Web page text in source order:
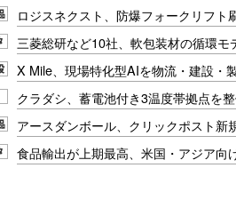
ロジスネクスト、防爆フォークリフト
三菱総研など10社、軟包装材の循環モ
X Mile、現場特化型AIを物流・建設・
クラダシ、蓄電池付き3温度帯拠点を
アースダンボール、クリックポスト新
食品輸出が上期最高、米国・アジア向